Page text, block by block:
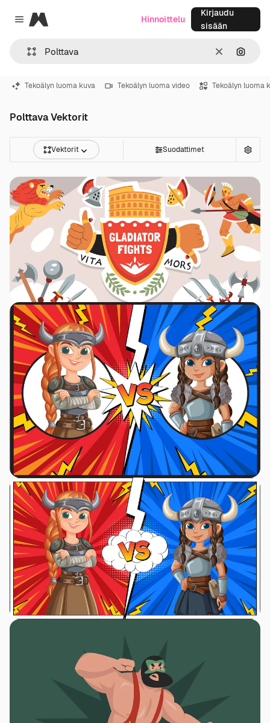
Close menu
Magnific
SelkeäHae
Hinnoittelu
Kirjaudu
sisään
Tekoälyn luoma kuva Tekoälyn luoma video Tekoälyn luoma
Polttava Vektorit
Vektorit Suodattimet